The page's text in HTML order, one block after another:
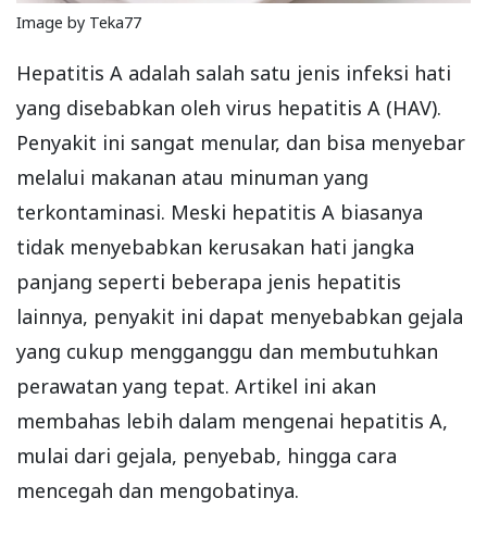
Image by Teka77
Hepatitis A adalah salah satu jenis infeksi hati
yang disebabkan oleh virus hepatitis A (HAV).
Penyakit ini sangat menular, dan bisa menyebar
melalui makanan atau minuman yang
terkontaminasi. Meski hepatitis A biasanya
tidak menyebabkan kerusakan hati jangka
panjang seperti beberapa jenis hepatitis
lainnya, penyakit ini dapat menyebabkan gejala
yang cukup mengganggu dan membutuhkan
perawatan yang tepat. Artikel ini akan
membahas lebih dalam mengenai hepatitis A,
mulai dari gejala, penyebab, hingga cara
mencegah dan mengobatinya.